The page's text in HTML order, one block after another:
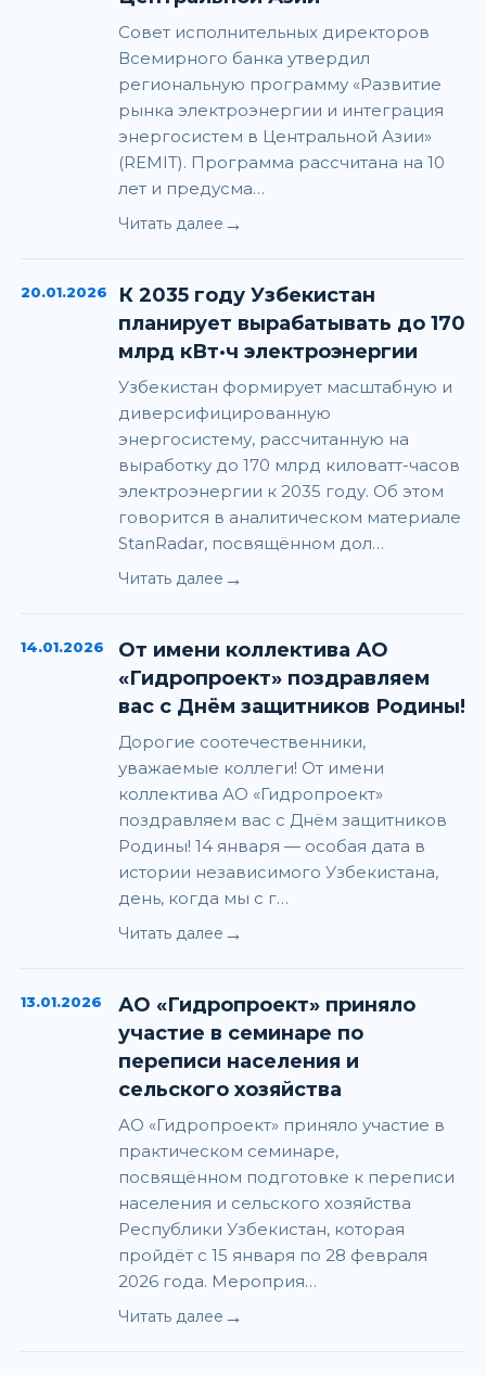
Совет исполнительных директоров
Всемирного банка утвердил
региональную программу «Развитие
рынка электроэнергии и интеграция
энергосистем в Центральной Азии»
(REMIT). Программа рассчитана на 10
лет и предусма…
Читать далее →
20.01.2026
К 2035 году Узбекистан
планирует вырабатывать до 170
млрд кВт·ч электроэнергии
Узбекистан формирует масштабную и
диверсифицированную
энергосистему, рассчитанную на
выработку до 170 млрд киловатт-часов
электроэнергии к 2035 году. Об этом
говорится в аналитическом материале
StanRadar, посвящённом дол…
Читать далее →
14.01.2026
От имени коллектива АО
«Гидропроект» поздравляем
вас с Днём защитников Родины!
Дорогие соотечественники,
уважаемые коллеги! От имени
коллектива АО «Гидропроект»
поздравляем вас с Днём защитников
Родины! 14 января — особая дата в
истории независимого Узбекистана,
день, когда мы с г…
Читать далее →
13.01.2026
АО «Гидропроект» приняло
участие в семинаре по
переписи населения и
сельского хозяйства
АО «Гидропроект» приняло участие в
практическом семинаре,
посвящённом подготовке к переписи
населения и сельского хозяйства
Республики Узбекистан, которая
пройдёт с 15 января по 28 февраля
2026 года. Мероприя…
Читать далее →